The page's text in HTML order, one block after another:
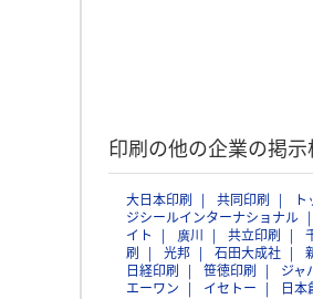
印刷の他の企業の掲
大日本印刷 共同印刷
ジシールインターナショナル
イト
廣川 共立印刷
刷
光邦 石田大成社
日経印刷
笹徳印刷 ジャ
エーワン
イセトー 日本